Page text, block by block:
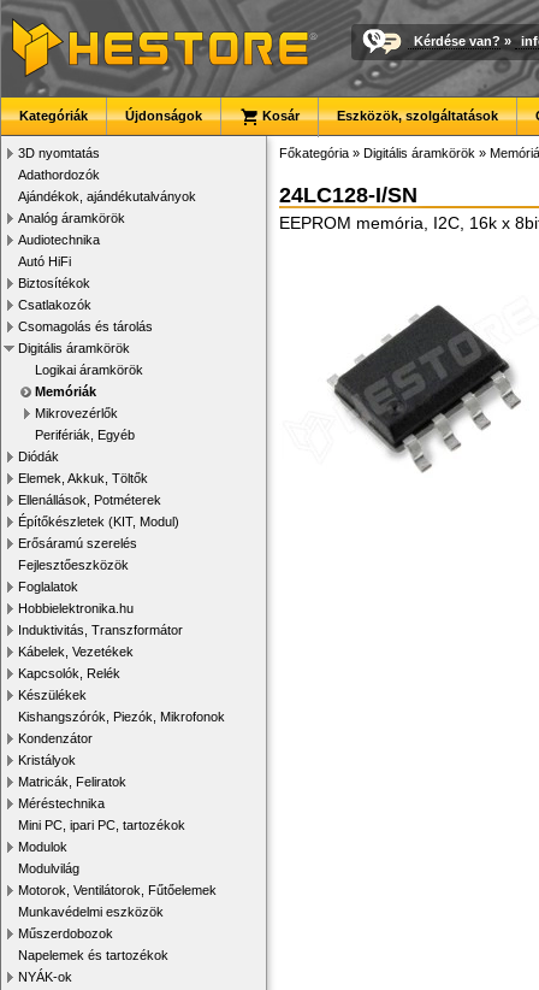
Kérdése van? »
Kategóriák Újdonságok Kosár Eszközök, szolgáltatások
3D nyomtatás
Adathordozók
Ajándékok, ajándékutalványok
Analóg áramkörök
Audiotechnika
Autó HiFi
Biztosítékok
Csatlakozók
Csomagolás és tárolás
Digitális áramkörök
Logikai áramkörök
Memóriák
Mikrovezérlők
Perifériák, Egyéb
Diódák
Elemek, Akkuk, Töltők
Ellenállások, Potméterek
Építőkészletek (KIT, Modul)
Erősáramú szerelés
Fejlesztőeszközök
Foglalatok
Hobbielektronika.hu
Induktivitás, Transzformátor
Kábelek, Vezetékek
Kapcsolók, Relék
Készülékek
Kishangszórók, Piezók, Mikrofonok
Kondenzátor
Kristályok
Matricák, Feliratok
Méréstechnika
Mini PC, ipari PC, tartozékok
Modulok
Modulvilág
Motorok, Ventilátorok, Fűtőelemek
Munkavédelmi eszközök
Műszerdobozok
Napelemek és tartozékok
NYÁK-ok
Főkategória » Digitális áramkörök »
24LC128-I/SN
EEPROM memória, I2C, 16k x